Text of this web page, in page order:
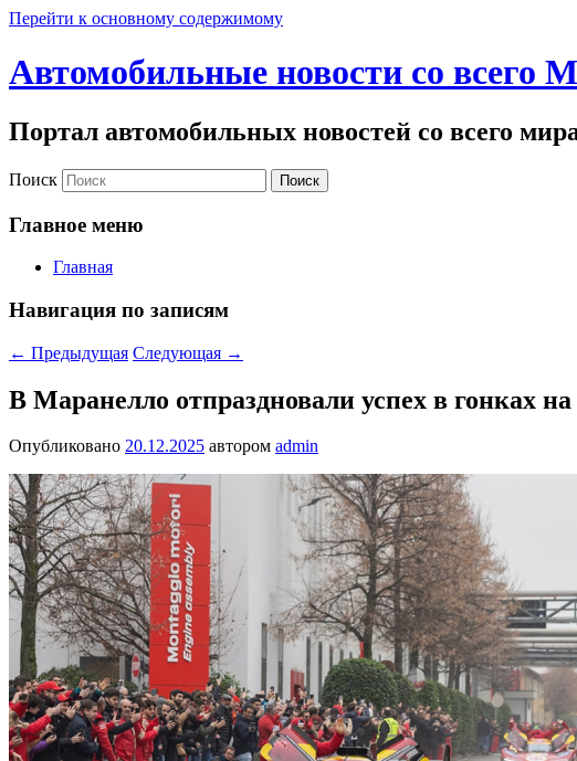
Перейти к основному содержимому
Автомобильные новости со всего
Портал автомобильных новостей со всего
Поиск
Главное меню
Главная
Навигация по записям
← Предыдущая Следующая →
В Маранелло отпраздновали успех в гонках
Опубликовано 20.12.2025 автором admin